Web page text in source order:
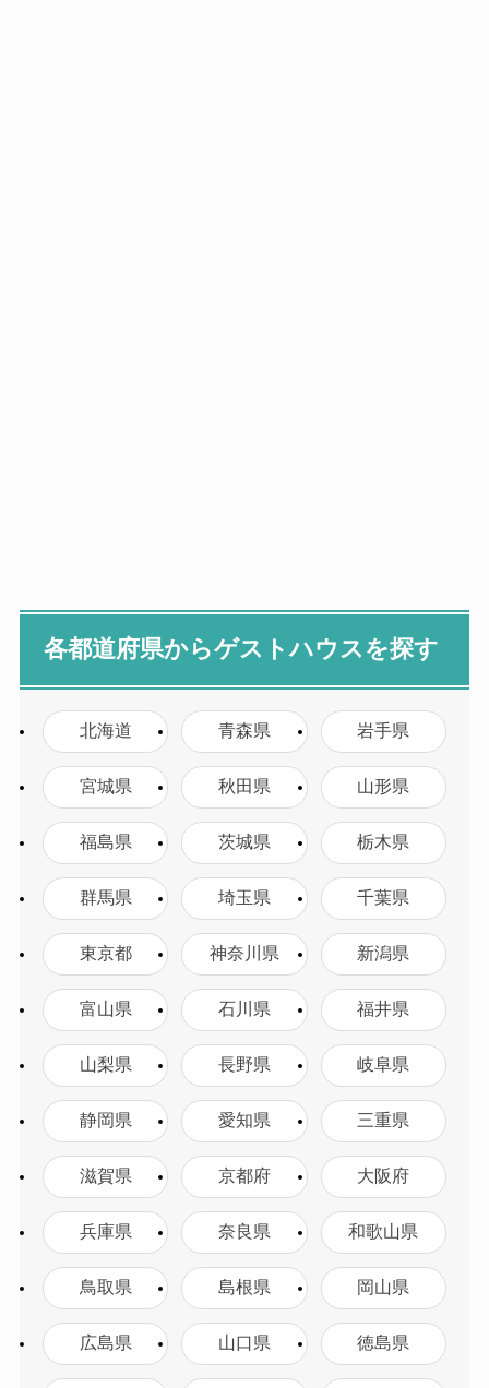
各都道府県からゲストハウスを探す
北海道 青森県 岩手県
宮城県 秋田県 山形県
福島県 茨城県 栃木県
群馬県 埼玉県 千葉県
東京都 神奈川県 新潟県
富山県 石川県 福井県
山梨県 長野県 岐阜県
静岡県 愛知県 三重県
滋賀県 京都府 大阪府
兵庫県 奈良県 和歌山県
鳥取県 島根県 岡山県
広島県 山口県 徳島県